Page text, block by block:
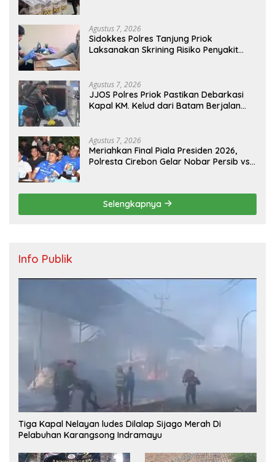
Agustus 7, 2026
Sidokkes Polres Tanjung Priok
Laksanakan Skrining Risiko Penyakit
Agustus 7, 2026
JJOS Polres Priok Pastikan Debarkasi
Kapal KM. Kelud dari Batam Berjalan
Agustus 7, 2026
Meriahkan Final Piala Presiden 2026,
Polresta Cirebon Gelar Nobar Persib vs
Selengkapnya
Info Publik
Tiga Kapal Nelayan ludes Dilalap Sijago Merah Di
Pelabuhan Karangsong Indramayu